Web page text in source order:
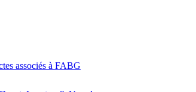
associés à FABG